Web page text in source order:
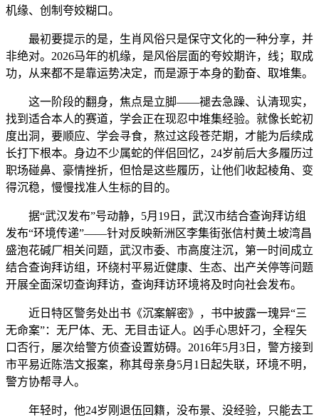
机缘、创制夸姣糊口。
最初要提示的是，生肖风俗只是保守文化的一种分享，并
非绝对。2026马年的机缘，是风俗层面的夸姣期许，线；取成
功，从来都不是靠运势决定，而是源于本身的勤奋、取堆集。
这一阶段的翻身，焦点是立脚——褪去急躁、认清现实，
找到适合本人的赛道，学会正在现忍中堆集经验。就像长蛇初
度出洞，要顺应、学会寻食，熬过这段苍茫期，才能为后续成
长打下根本。身边不少属蛇的伴侣回忆，24岁前后大多履历过
职场碰鼻、豪情挫折，但恰是这些履历，让他们收起棱角、变
得沉稳，慢慢找准人生标的目的。
据“武汉发布”号动静，5月19日，武汉市结合查询拜访组
发布“环境传递”——针对反映新洲区李集街张信村黄土坡湾昌
盛泡花碱厂相关问题，武汉市委、市高度注沉，第一时间成立
结合查询拜访组，环绕村平易近健康、生态、出产关停等问题
开展全面深切查询拜访，查询拜访环境将及时向社会发布。
近日特区警务处出书《沉案解密》，书中披露一瑰异“三
无命案”：无尸体、无、无目击证人。凶手心思奸刁，全程矢
口否行，屡次给警方侦查设置妨碍。2016年5月3日，警方接到
市平易近陈浩文报案，称其母亲身5月1日起失联，环境不明，
警方协帮寻人。
年轻时，他24岁刚退伍回籍，没布景、没经验，只能去工